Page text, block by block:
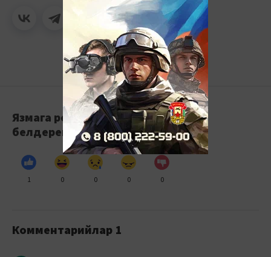
Язмага реакция
белдерегез
1 0 0 0 0
Комментарийлар 1